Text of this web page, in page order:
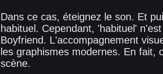
Dans ce cas, éteignez le son. Et
habituel. Cependant, 'habituel'
Boyfriend. L'accompagnement
les graphismes modernes. En fait,
scène.